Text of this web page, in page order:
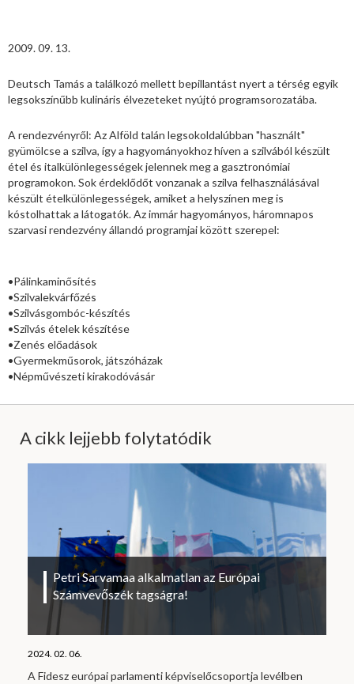
2009. 09. 13.
Deutsch Tamás a találkozó mellett bepillantást nyert a térség egyik
legsokszínűbb kulináris élvezeteket nyújtó programsorozatába.
A rendezvényről: Az Alföld talán legsokoldalúbban "használt"
gyümölcse a szilva, így a hagyományokhoz híven a szilvából készült
étel és italkülönlegességek jelennek meg a gasztronómiai
programokon. Sok érdeklődőt vonzanak a szilva felhasználásával
készült ételkülönlegességek, amiket a helyszínen meg is
kóstolhattak a látogatók. Az immár hagyományos, háromnapos
szarvasi rendezvény állandó programjai között szerepel:
•Pálinkaminősítés
•Szilvalekvárfőzés
•Szilvásgombóc-készítés
•Szilvás ételek készítése
•Zenés előadások
•Gyermekműsorok, játszóházak
•Népművészeti kirakodóvásár
A cikk lejjebb folytatódik
Petri Sarvamaa alkalmatlan az Európai
Számvevőszék tagságra!
2024. 02. 06.
A Fidesz európai parlamenti képviselőcsoportja levélben